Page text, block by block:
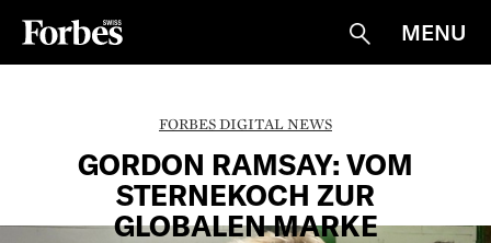
Suche
MENU
FORBES DIGITAL NEWS
GORDON RAMSAY: VOM
STERNEKOCH ZUR
GLOBALEN MARKE